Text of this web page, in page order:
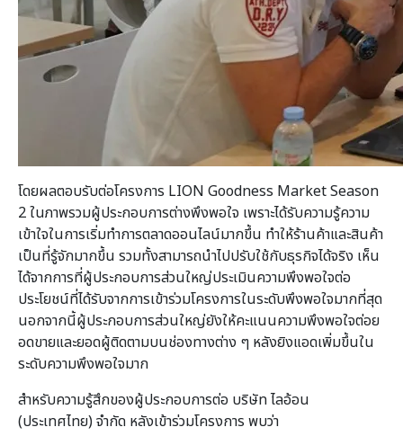
โดยผลตอบรับต่อโครงการ LION Goodness Market Season
2 ในภาพรวมผู้ประกอบการต่างพึงพอใจ เพราะได้รับความรู้ความ
เข้าใจในการเริ่มทำการตลาดออนไลน์มากขึ้น ทำให้ร้านค้าและสินค้า
เป็นที่รู้จักมากขึ้น รวมทั้งสามารถนำไปปรับใช้กับธุรกิจได้จริง เห็น
ได้จากการที่ผู้ประกอบการส่วนใหญ่ประเมินความพึงพอใจต่อ
ประโยชน์ที่ได้รับจากการเข้าร่วมโครงการในระดับพึงพอใจมากที่สุด
นอกจากนี้ผู้ประกอบการส่วนใหญ่ยังให้คะแนนความพึงพอใจต่อย
อดขายและยอดผู้ติดตามบนช่องทางต่าง ๆ หลังยิงแอดเพิ่มขึ้นใน
ระดับความพึงพอใจมาก
สำหรับความรู้สึกของผู้ประกอบการต่อ บริษัท ไลอ้อน
(ประเทศไทย) จำกัด หลังเข้าร่วมโครงการ พบว่า